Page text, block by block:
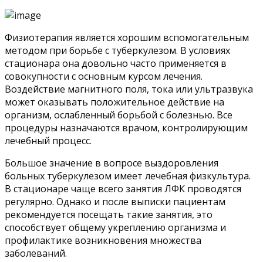
Физиотерапия является хорошим вспомогательным
методом при борьбе с туберкулезом. В условиях
стационара она довольно часто применяется в
совокупности с основным курсом лечения.
Воздействие магнитного поля, тока или ультразвука
может оказывать положительное действие на
организм, ослабленный борьбой с болезнью. Все
процедуры назначаются врачом, контролирующим
лечебный процесс.
Большое значение в вопросе выздоровления
больных туберкулезом имеет лечебная физкультура.
В стационаре чаще всего занятия ЛФК проводятся
регулярно. Однако и после выписки пациентам
рекомендуется посещать такие занятия, это
способствует общему укреплению организма и
профилактике возникновения множества
заболеваний.